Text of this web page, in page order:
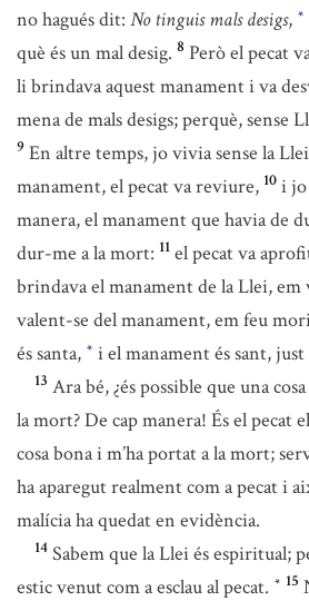
no hagués dit: No tinguis mals desigs, *
què és un mal desig. 8 Però el pecat
li brindava aquest manament i va
mena de mals desigs; perquè, sense
9 En altre temps, jo vivia sense la
manament, el pecat va reviure, 10 i jo
manera, el manament que havia de
dur-me a la mort: 11 el pecat va
brindava el manament de la Llei, em
valent-se del manament, em feu
és santa, * i el manament és sant,
13 Ara bé, ¿és possible que una
la mort? De cap manera! És el pecat
cosa bona i m’ha portat a la mort;
ha aparegut realment com a pecat i
malícia ha quedat en evidència.
14 Sabem que la Llei és espiritual;
estic venut com a esclau al pecat. * 15